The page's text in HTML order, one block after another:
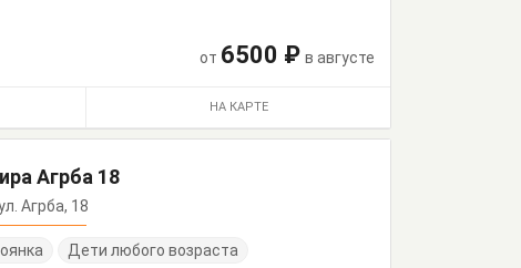
от 6500 ₽ в августе
НА КАРТЕ
Агрба 18
Агрба, 18
Дети любого возраста